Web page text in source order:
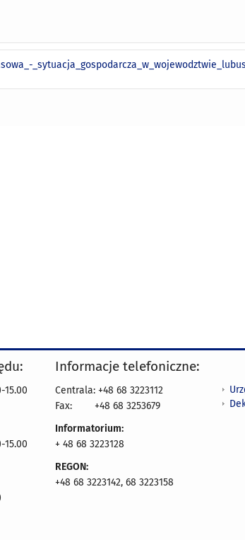
15.00
15.00
Informacje telefoniczne:
Centrala: +48 68 3223112
Fax:
+48 68 3253679
Informatorium:
+ 48 68 3223128
REGON:
+48 68 3223142, 68 3223158